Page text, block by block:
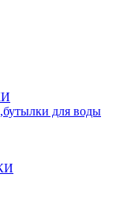
для воды